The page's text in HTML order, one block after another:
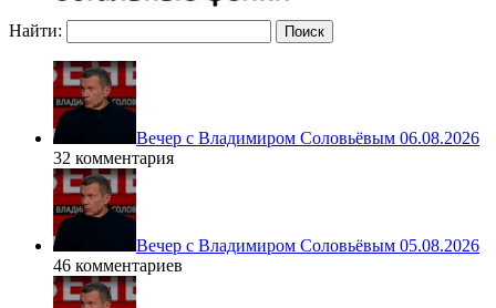
Найти:
Вечер с Владимиром Соловьёвым 06.08.2026
32 комментария
Вечер с Владимиром Соловьёвым 05.08.2026
46 комментариев